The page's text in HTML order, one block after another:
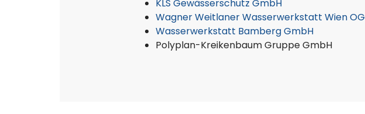
KLS Gewässerschutz GmbH
Wagner Weitlaner Wasserwerkstatt Wien OG
Wasserwerkstatt Bamberg GmbH
Polyplan-Kreikenbaum Gruppe GmbH